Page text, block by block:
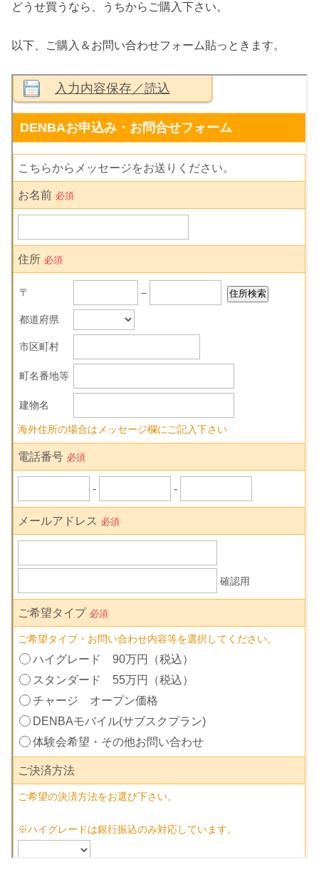
どうせ買うなら、うちからご購入下さい。
以下、ご購入＆お問い合わせフォーム貼っときます。